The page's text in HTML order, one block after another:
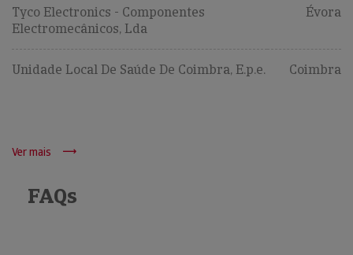
Tyco Electronics - Componentes
Electromecânicos, Lda
Évora
Unidade Local De Saúde De Coimbra, E.p.e. Coimbra
Ver mais
FAQs